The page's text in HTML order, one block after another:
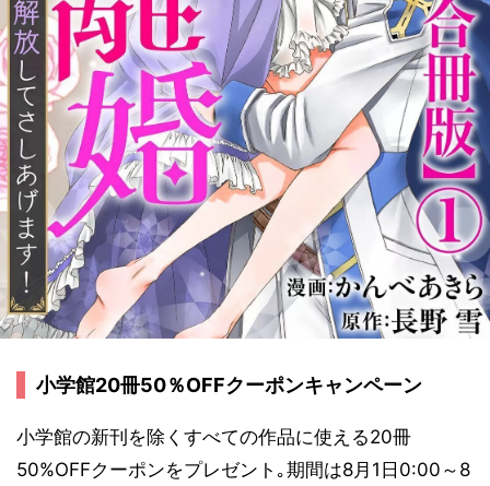
小学館20冊50％OFFクーポンキャンペーン
小学館の新刊を除くすべての作品に使える20冊
50%OFFクーポンをプレゼント｡期間は8月1日0:00～8